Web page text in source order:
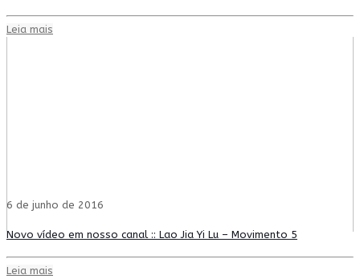
Leia mais
6 de junho de 2016
Novo vídeo em nosso canal :: Lao Jia Yi Lu – Movimento 5
Leia mais